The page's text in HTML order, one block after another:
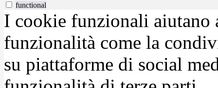
functional
I cookie funzionali aiutano
funzionalità come la
su piattaforme di social